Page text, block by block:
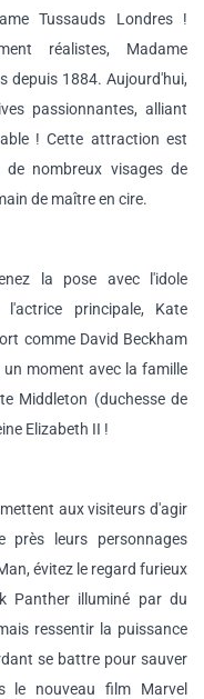
Tussauds Londres !
réalistes, Madame
depuis 1884. Aujourd'hui,
passionnantes, alliant
! Cette attraction est
nombreux visages de
de maître en cire.
la pose avec l'idole
l'actrice principale, Kate
comme David Beckham
moment avec la famille
Middleton (duchesse de
Elizabeth II !
aux visiteurs d'agir
leurs personnages
évitez le regard furieux
Panther illuminé par du
ressentir la puissance
se battre pour sauver
le nouveau film Marvel